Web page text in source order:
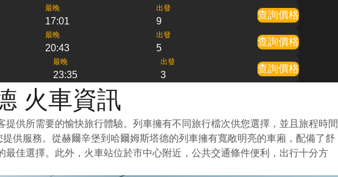
最晚
17:01
出發
9
查詢價格
最晚
20:43
出發
5
查詢價格
最晚
23:35
出發
3
查詢價格
火車資訊
供所需要的愉快旅行體驗。列車擁有不同旅行檔次供您選擇，並且旅程時間
供服務。從赫爾辛堡到哈爾姆斯塔德的列車擁有寬敞明亮的車廂，配備了舒
佳選擇。此外，火車站位於市中心附近，公共交通條件便利，出行十分方